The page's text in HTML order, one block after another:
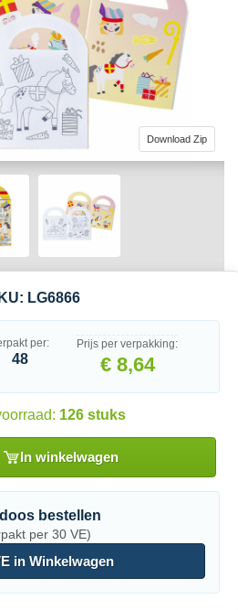
Download Zip
LG6866
per:
48
Prijs per verpakking:
€ 8,64
126 stuks
In winkelwagen
bestellen
per 30 VE)
in Winkelwagen